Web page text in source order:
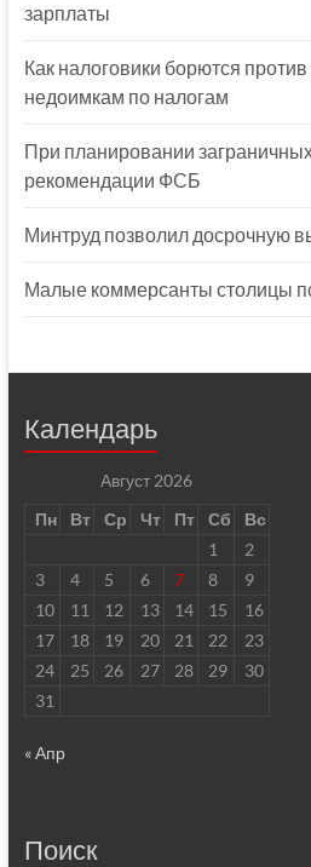
зарплаты
Как налоговики борются
недоимкам по налогам
При планировании
рекомендации ФСБ
Минтруд позволил досрочную
Малые коммерсанты столицы
Календарь
Август 2026
Пн
Вт Ср Чт Пт Сб
Вс
1
2
3
4 5 6 7 8
9
10
11 12 13 14 15
16
17
18 19 20 21 22
23
24
25 26 27 28 29
30
31
« Апр
Поиск